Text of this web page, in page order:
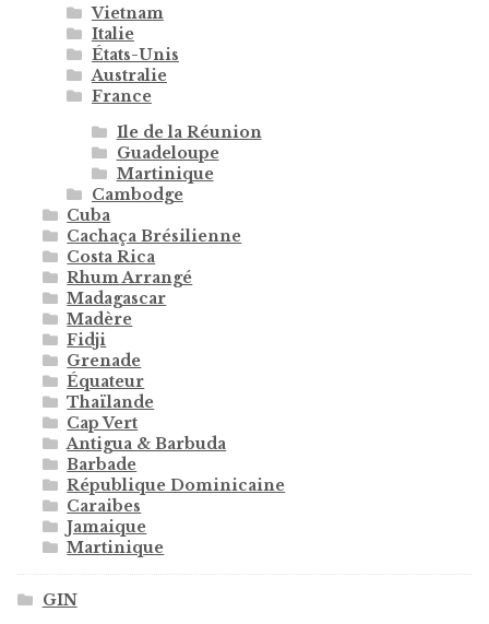
Vietnam
Italie
États-Unis
Australie
France
Ile de la Réunion
Guadeloupe
Martinique
Cambodge
Cuba
Cachaça Brésilienne
Costa Rica
Rhum Arrangé
Madagascar
Madère
Fidji
Grenade
Équateur
Thaïlande
Cap Vert
Antigua & Barbuda
Barbade
République Dominicaine
Caraibes
Jamaique
Martinique
GIN